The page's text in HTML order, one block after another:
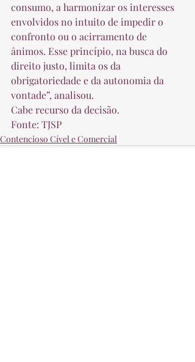
consumo, a harmonizar os interesses
envolvidos no intuito de impedir o
confronto ou o acirramento de
ânimos. Esse princípio, na busca do
direito justo, limita os da
obrigatoriedade e da autonomia da
vontade”, analisou.
Cabe recurso da decisão.
Fonte: TJSP
Contencioso Cível e Comercial